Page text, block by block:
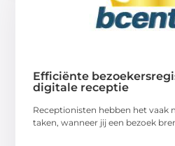
Efficiënte
digitale receptie
Receptionisten hebben het vaak
taken, wanneer jij een bezoek